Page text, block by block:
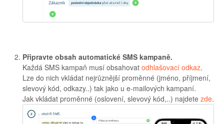
Připravte obsah automatické SMS kampaně.
Každá SMS kampaň musí obsahovat odhlašovací odkaz.
Lze do nich vkládat nejrůznější proměnné (jméno, příjmení,
slevový kód, odkazy..) tak jako u e-mailových kampaní.
Jak vkládat proměnné (oslovení, slevový kód,..) najdete zde.